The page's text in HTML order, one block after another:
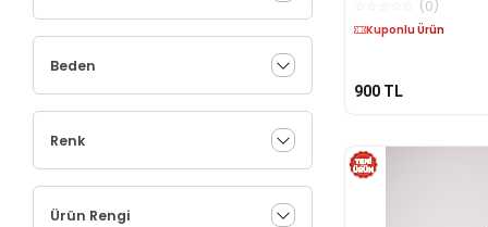
Beden
Renk
Ürün Rengi
(0)
Kuponlu Ürün
900 TL